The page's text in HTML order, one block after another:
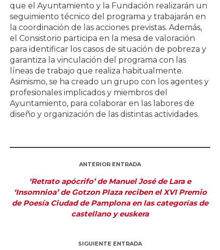
que el Ayuntamiento y la Fundación realizarán un
seguimiento técnico del programa y trabajarán en
la coordinación de las acciones previstas. Además,
el Consistorio participa en la mesa de valoración
para identificar los casos de situación de pobreza y
garantiza la vinculación del programa con las
líneas de trabajo que realiza habitualmente.
Asimismo, se ha creado un grupo con los agentes y
profesionales implicados y miembros del
Ayuntamiento, para colaborar en las labores de
diseño y organización de las distintas actividades.
ANTERIOR ENTRADA
‘Retrato apócrifo’ de Manuel José de Lara e
‘Insomnioa’ de Gotzon Plaza reciben el XVI Premio
de Poesía Ciudad de Pamplona en las categorías de
castellano y euskera
SIGUIENTE ENTRADA